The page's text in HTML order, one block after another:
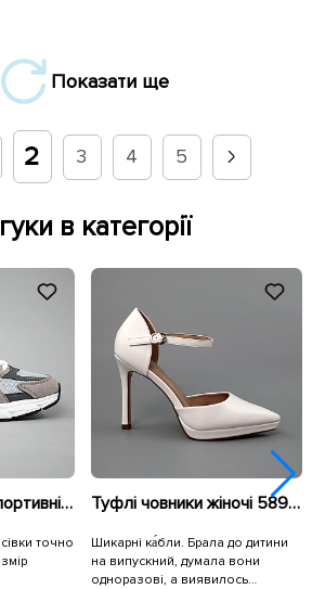
Показати ще
2 3 4 5
в категорії
Кросівки жіночі спортивні сітка 594084 Сірі
точно
Туфлі човники жіночі 589908 Білі
Шикарні ка́бли. Брала до дитини
на випускний, думала вони
одноразові, а виявилось